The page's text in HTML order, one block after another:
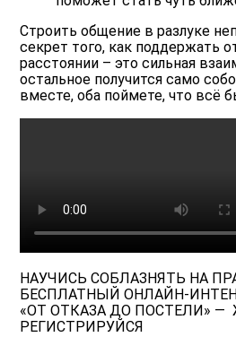
Строить общение в разлуке
секрет того, как поддержать
расстоянии – это сильная
остальное получится само
вместе, оба поймете, что всё
НАУЧИСЬ СОБЛАЗНЯТЬ НА
БЕСПЛАТНЫЙ ОНЛАЙН-
«ОТ ОТКАЗА ДО ПОСТЕЛИ»
РЕГИСТРИРУЙСЯ